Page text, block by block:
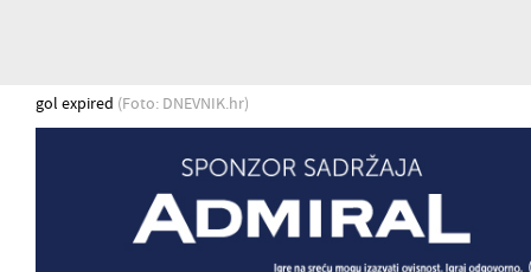
gol expired (Foto: DNEVNIK.hr)